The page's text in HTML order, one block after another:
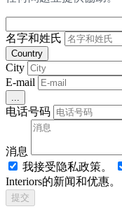
名字和姓氏
Country
City
E-mail
...
电话号码
消息
我接受隐私政策。
Interiors的新闻和优惠。
提交